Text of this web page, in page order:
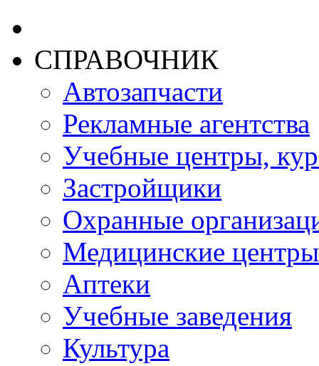
СПРАВОЧНИК
Автозапчасти
Рекламные агентства
Учебные центры,
Застройщики
Охранные
Медицинские центры
Аптеки
Учебные заведения
Культура